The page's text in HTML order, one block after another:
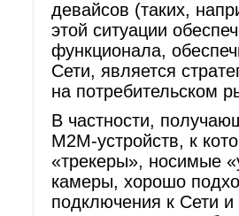
девайсов (таких,
этой ситуации
функционала,
Сети, является
на потребительском
В частности,
M2M-устройств, к
«трекеры», носимые
камеры, хорошо
подключения к Сети